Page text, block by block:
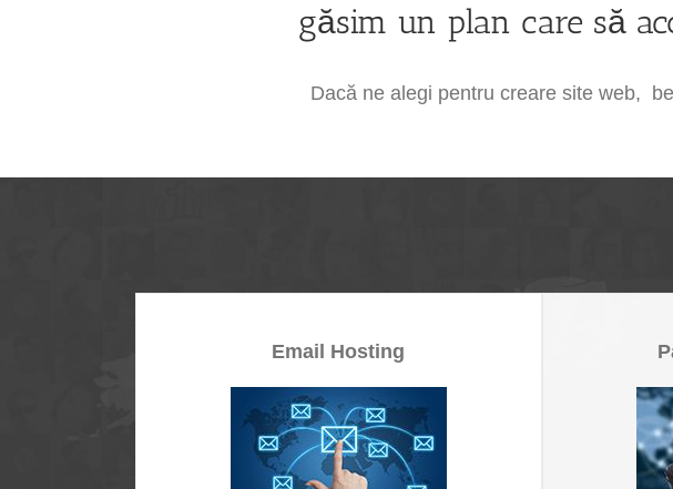
găsim un plan care să
Dacă ne alegi pentru creare site web,
Email Hosting